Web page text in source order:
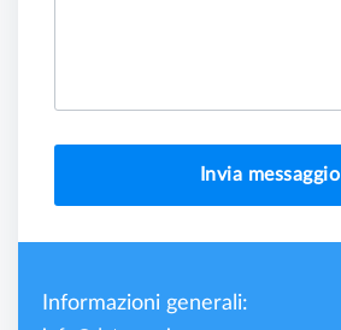
Invia messaggio
Informazioni generali: